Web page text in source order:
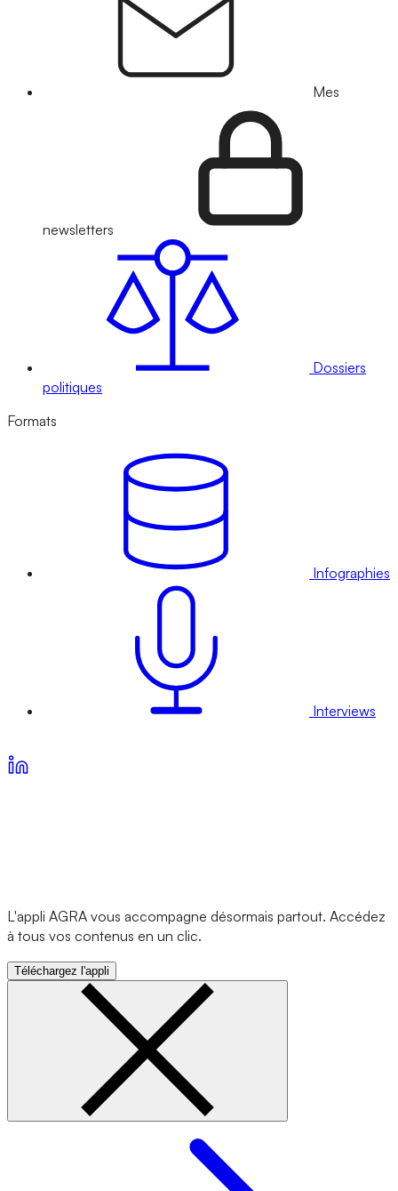
Mes
newsletters
Dossiers
politiques
Formats
Infographies
Interviews
L'appli AGRA vous accompagne désormais partout. Accédez
à tous vos contenus en un clic.
Téléchargez l'appli